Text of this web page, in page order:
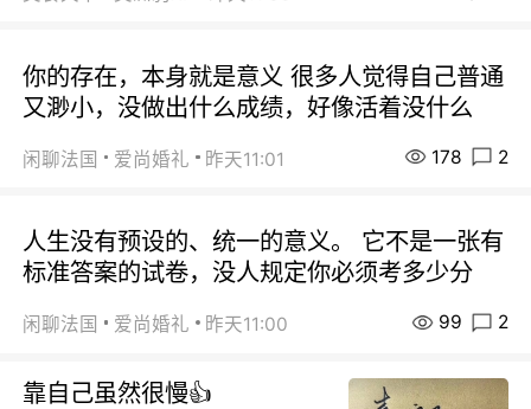
你的存在，本身就是意义 很多人觉得自己普通
又渺小，没做出什么成绩，好像活着没什么
闲聊法国 爱尚婚礼 昨天11:01 178 2
人生没有预设的、统一的意义。 它不是一张有
标准答案的试卷，没人规定你必须考多少分
闲聊法国 爱尚婚礼 昨天11:00 99 2
靠自己虽然很慢👍